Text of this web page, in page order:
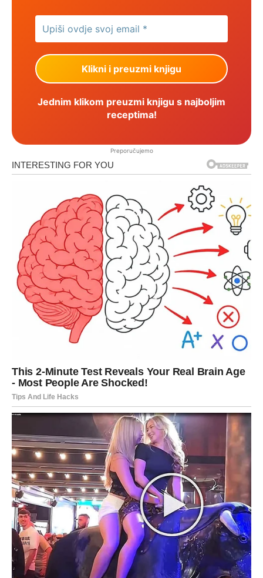
Jednim klikom preuzmi knjigu s najboljim
receptima!
Preporučujemo